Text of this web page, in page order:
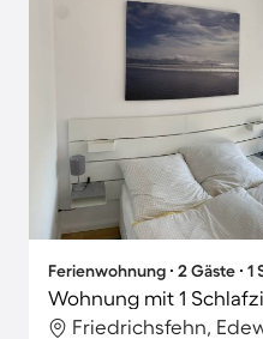
Ferienwohnung ∙ 2 Gäste ∙
Wohnung mit 1
Friedrichsfehn,